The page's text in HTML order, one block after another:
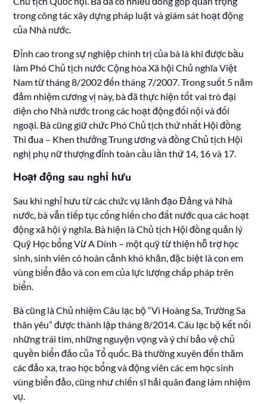
trong công tác xây dựng pháp luật và giám sát hoạt động
của Nhà nước.
Đỉnh cao trong sự nghiệp chính trị của bà là khi được bầu
làm Phó Chủ tịch nước Cộng hòa Xã hội Chủ nghĩa Việt
Nam từ tháng 8/2002 đến tháng 7/2007. Trong suốt 5 năm
đảm nhiệm cương vị này, bà đã thực hiện tốt vai trò đại
diện cho Nhà nước trong các hoạt động đối nội và đối
ngoại. Bà cũng giữ chức Phó Chủ tịch thứ nhất Hội đồng
Thi đua – Khen thưởng Trung ương và đồng Chủ tịch Hội
nghị phụ nữ thượng đỉnh toàn cầu lần thứ 14, 16 và 17.
Hoạt động sau nghỉ hưu
Sau khi nghỉ hưu từ các chức vụ lãnh đạo Đảng và Nhà
nước, bà vẫn tiếp tục cống hiến cho đất nước qua các hoạt
động xã hội ý nghĩa. Bà hiện là Chủ tịch Hội đồng quản lý
Quỹ Học bổng Vừ A Dính – một quỹ từ thiện hỗ trợ học
sinh, sinh viên có hoàn cảnh khó khăn, đặc biệt là con em
vùng biển đảo và con em của lực lượng chấp pháp trên
biển.
Bà cũng là Chủ nhiệm Câu lạc bộ “Vì Hoàng Sa, Trường Sa
thân yêu” được thành lập tháng 8/2014. Câu lạc bộ kết nối
những trái tim, những nguyện vọng và ý chí bảo vệ chủ
quyền biển đảo của Tổ quốc. Bà thường xuyên đến thăm
các đảo xa, trao học bổng và động viên các em học sinh
vùng biển đảo, cũng như chiến sĩ hải quân đang làm nhiệm
vụ.